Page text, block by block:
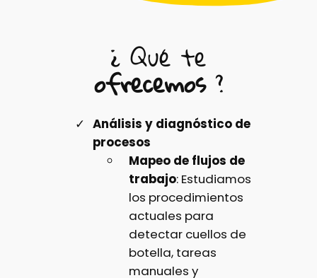
¿ Qué te
ofrecemos?
Análisis y diagnóstico de
procesos
Mapeo de flujos de
trabajo: Estudiamos
los procedimientos
actuales para
detectar cuellos de
botella, tareas
manuales y